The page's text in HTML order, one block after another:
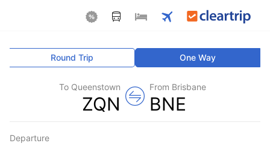
One Way
Round Trip
From Brisbane
BNE
To Queenstown
ZQN
Departure